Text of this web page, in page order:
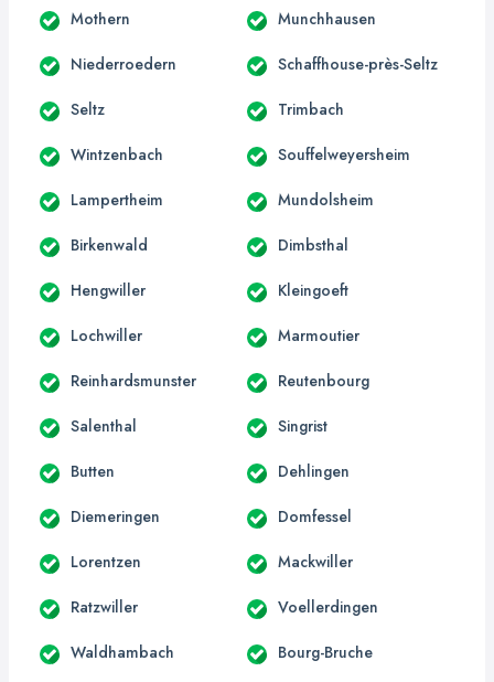
Mothern Munchhausen
Niederroedern Schaffhouse-près-Seltz
Seltz Trimbach
Wintzenbach Souffelweyersheim
Lampertheim Mundolsheim
Birkenwald Dimbsthal
Hengwiller Kleingoeft
Lochwiller Marmoutier
Reinhardsmunster Reutenbourg
Salenthal Singrist
Butten Dehlingen
Diemeringen Domfessel
Lorentzen Mackwiller
Ratzwiller Voellerdingen
Waldhambach Bourg-Bruche